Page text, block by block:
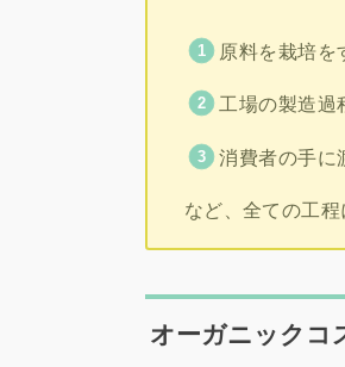
原料を栽培を
工場の製造過
消費者の手に
など、全ての工
オーガニックコ